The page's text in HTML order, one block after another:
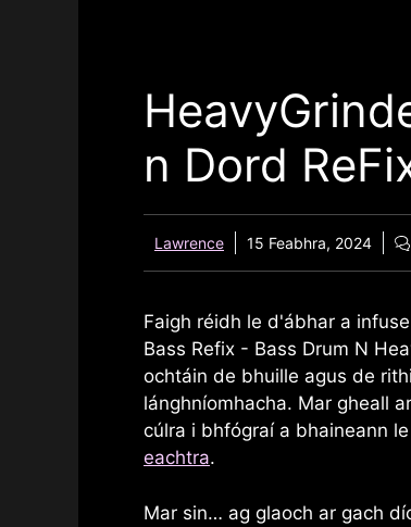
n Dord
Lawrence 15 Feabhra, 2024
Faigh réidh le d'ábhar a
Bass Refix - Bass Drum N
ochtáin de bhuille agus de
lánghníomhacha. Mar gheall
cúlra i bhfógraí a bhaineann
eachtra.
Mar sin… ag glaoch ar gach